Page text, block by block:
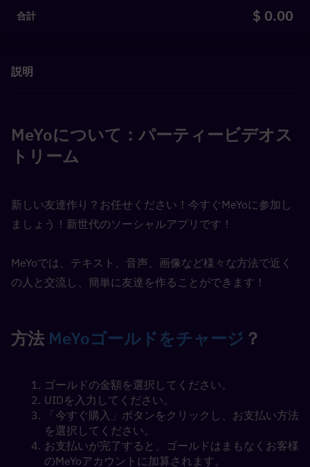
合計 $ 0.00
説明
MeYoについて：パーティービデオス
トリーム
新しい友達作り？お任せください！今すぐMeYoに参加し
ましょう！新世代のソーシャルアプリです！
MeYoでは、テキスト、音声、画像など様々な方法で近く
の人と交流し、簡単に友達を作ることができます！
方法 MeYoゴールドをチャージ ？
ゴールドの金額を選択してください。
UIDを入力してください。
「今すぐ購入」ボタンをクリックし、お支払い方法
を選択してください。
お支払いが完了すると、ゴールドはまもなくお客様
のMeYoアカウントに加算されます。